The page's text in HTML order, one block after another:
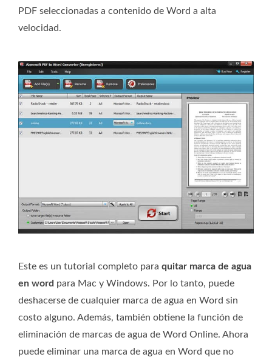
PDF seleccionadas a contenido de Word a alta
velocidad.
Este es un tutorial completo para quitar marca de agua
en word para Mac y Windows. Por lo tanto, puede
deshacerse de cualquier marca de agua en Word sin
costo alguno. Además, también obtiene la función de
eliminación de marcas de agua de Word Online. Ahora
puede eliminar una marca de agua en Word que no